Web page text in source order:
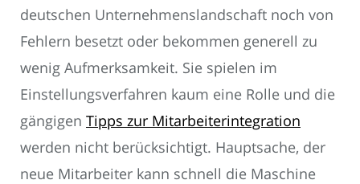
deutschen Unternehmenslandschaft noch von
Fehlern besetzt oder bekommen generell zu
wenig Aufmerksamkeit. Sie spielen im
Einstellungsverfahren kaum eine Rolle und die
gängigen Tipps zur Mitarbeiterintegration
werden nicht berücksichtigt. Hauptsache, der
neue Mitarbeiter kann schnell die Maschine